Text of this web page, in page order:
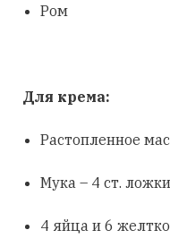
Ром
Для крема:
Растопленное
Мука – 4 ст. ложки
4 яйца и 6